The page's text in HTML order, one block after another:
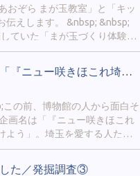
&nbsp; ４月には、次のページ
す。 https://sakitama-
HP 「新着情報」では、新し
おぞら まが玉教室」と「キッ
伝えします。 &nbsp; &nbsp;
ていた「まが玉づくり体験」
屋外で作れるイベントを開催
駐車場からほど近い、「北側
の前、博物館の人から面白そ
よう」。埼玉を愛する人たち
&nbsp; &nbsp;
た／発掘調査③